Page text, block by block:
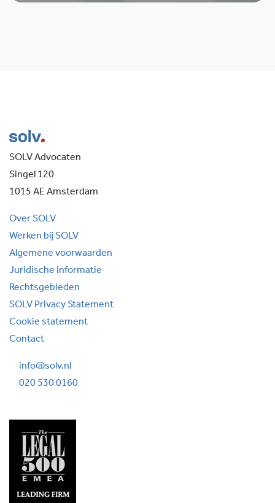
SOLV Advocaten
Singel 120
1015 AE Amsterdam
Over SOLV
Werken bij SOLV
Algemene voorwaarden
Juridische informatie
Rechtsgebieden
SOLV Privacy Statement
Cookie statement
Contact
info@solv.nl
020 530 0160